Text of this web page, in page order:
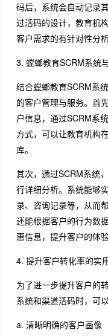
码后，系统会自动记录
过活码的设计，教育机
客户需求的有针对性分析
3. 螳螂教育SCRM系统
结合螳螂教育SCRM系
的客户管理与服务。首
户信息，通过SCRM系
方式，可以让教育机构
库。
其次，通过SCRM系统
行详细分析。系统能够
录、咨询记录等，从而
还能根据客户的行为数
惠信息，提升客户的体
4. 提升客户转化率的实
为了进一步提升客户的
系统和渠道活码时，可
a. 清晰明确的客户画像